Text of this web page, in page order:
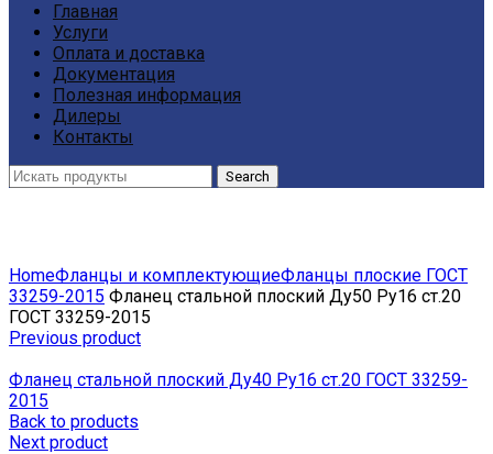
Главная
Услуги
Оплата и доставка
Документация
Полезная информация
Дилеры
Контакты
Search
HomeФланцы и комплектующиеФланцы плоские ГОСТ
33259-2015 Фланец стальной плоский Ду50 Ру16 ст.20
ГОСТ 33259-2015
Previous product
Фланец стальной плоский Ду40 Ру16 ст.20 ГОСТ 33259-
2015
Back to products
Next product